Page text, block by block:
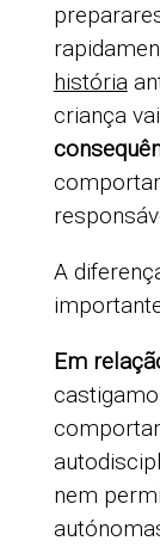
história
criança
A
Em
nem